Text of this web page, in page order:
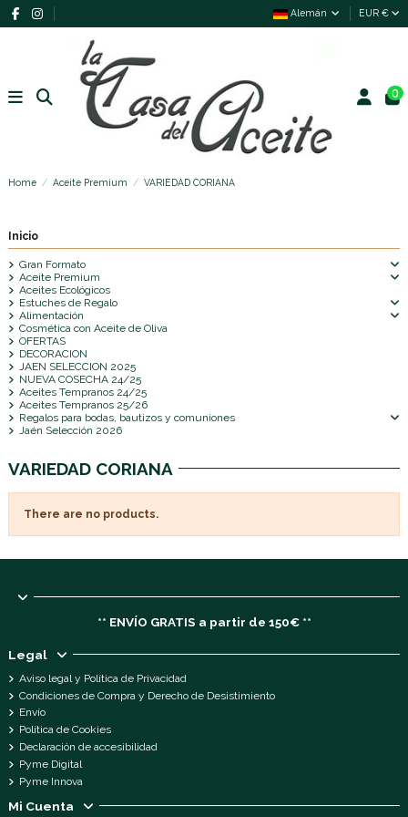
Alemán EUR €
0
Home Aceite Premium VARIEDAD CORIANA
VARIEDAD CORIANA
There are no products.
Inicio
Gran Formato
Aceite Premium
Aceites Ecológicos
Estuches de Regalo
Alimentación
Cosmética con Aceite de Oliva
OFERTAS
DECORACION
JAEN SELECCION 2025
NUEVA COSECHA 24/25
Aceites Tempranos 24/25
Aceites Tempranos 25/26
Regalos para bodas, bautizos y comuniones
Jaén Selección 2026
** ENVÍO GRATIS a partir de 150€ **
Legal
Aviso legal y Política de Privacidad
Condiciones de Compra y Derecho de Desistimiento
Envío
Política de Cookies
Declaración de accesibilidad
Pyme Digital
Pyme Innova
Mi Cuenta